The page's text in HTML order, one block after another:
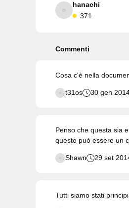
hanachi
371
Commenti
Cosa c'è nella
t31os 30 gen
Penso che questa sia
questo può essere un
Shawn 29 set
Tutti siamo stati